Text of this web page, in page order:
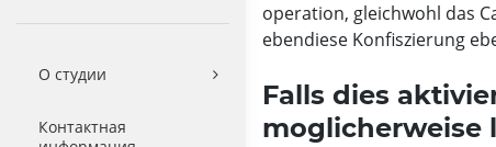
О студии
Контактная
operation, gleichwohl das
ebendiese Konfiszierung
Falls dies
moglicherweise